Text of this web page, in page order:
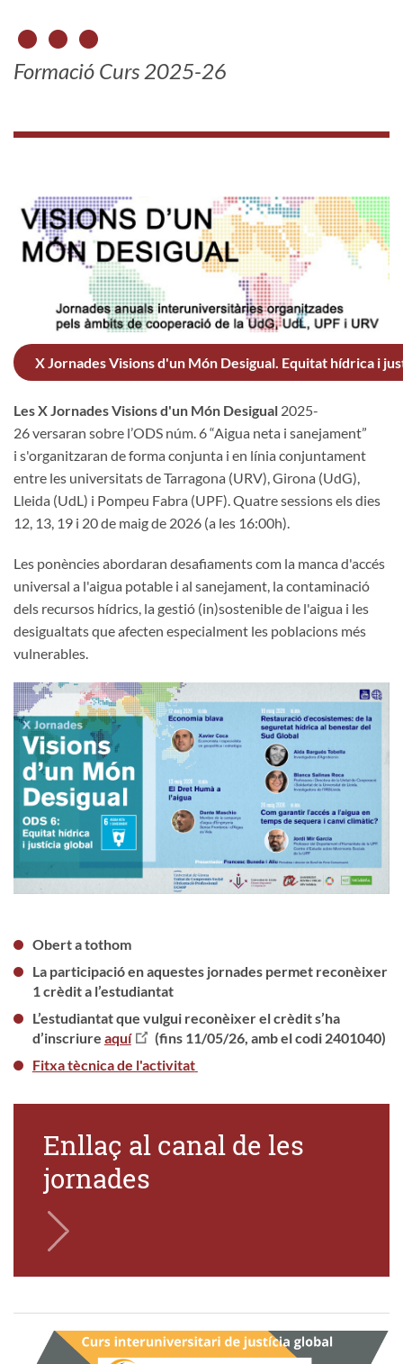
Formació Curs 2025-26
X Jornades Visions d'un Món Desigual. Equitat hídrica i
Les X Jornades Visions d'un Món Desigual 2025-
26 versaran sobre l’ODS núm. 6 “Aigua neta i sanejament”
i s'organitzaran de forma conjunta i en línia conjuntament
entre les universitats de Tarragona (URV), Girona (UdG),
Lleida (UdL) i Pompeu Fabra (UPF). Quatre sessions els dies
12, 13, 19 i 20 de maig de 2026 (a les 16:00h).
Les ponències abordaran desafiaments com la manca d'accés
universal a l'aigua potable i al sanejament, la contaminació
dels recursos hídrics, la gestió (in)sostenible de l'aigua i les
desigualtats que afecten especialment les poblacions més
vulnerables.
Obert a tothom
La participació en aquestes jornades permet reconèixer
1 crèdit a l’estudiantat
L’estudiantat que vulgui reconèixer el crèdit s’ha
d’inscriure aquí
(fins 11/05/26, amb el codi 2401040)
Fitxa tècnica de l'activitat
Enllaç al canal de les
jornades